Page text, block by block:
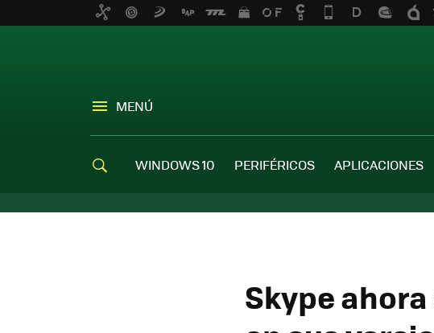
MENÚ
WINDOWS 10 PERIFÉRICOS APLICACIONES
Skype